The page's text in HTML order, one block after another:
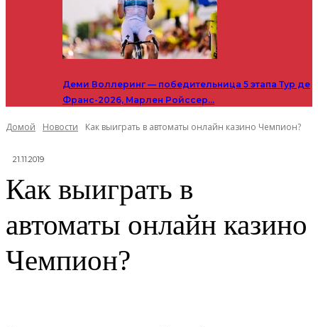
Деми Воллеринг — победительница 5 этапа Тур де
Франс-2026, Марлен Ройссер…
Домой Новости Как выиграть в автоматы онлайн казино Чемпион?
21.11.2019
Как выиграть в
автоматы онлайн казино
Чемпион?